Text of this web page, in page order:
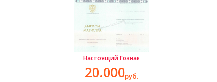
Настоящий Гознак
20.000руб.